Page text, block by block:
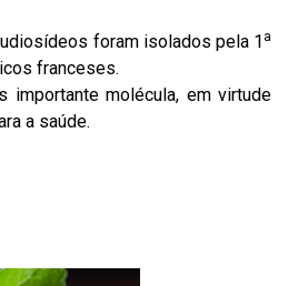
foram isolados pela 1 a
franceses.
importante molécula, em virtude
a saúde.